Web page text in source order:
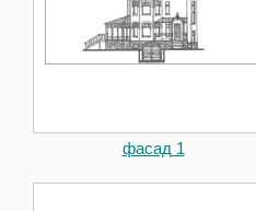
фасад 1